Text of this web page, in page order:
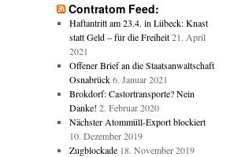
Contratom Feed:
Haftantritt am 23.4. in Lübeck: Knast
statt Geld – für die Freiheit 21. April
2021
Offener Brief an die Staatsanwaltschaft
Osnabrück 6. Januar 2021
Brokdorf: Castortransporte? Nein
Danke! 2. Februar 2020
Nächster Atommüll-Export blockiert
10. Dezember 2019
Zugblockade 18. November 2019